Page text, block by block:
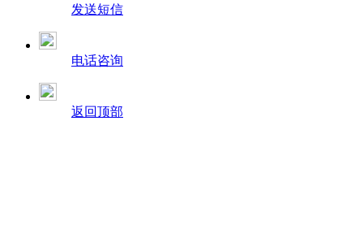
发送短信
电话咨询
返回顶部